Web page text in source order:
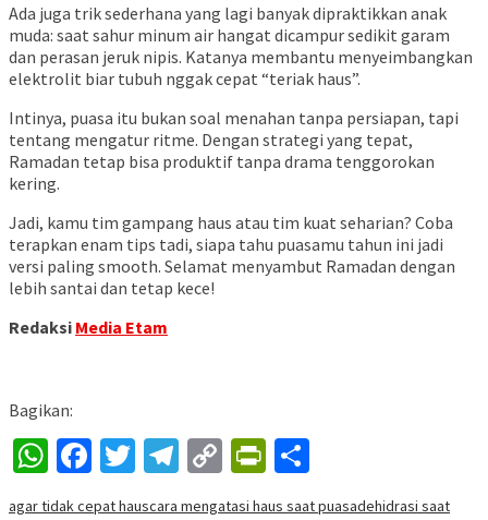
Ada juga trik sederhana yang lagi banyak dipraktikkan anak
muda: saat sahur minum air hangat dicampur sedikit garam
dan perasan jeruk nipis. Katanya membantu menyeimbangkan
elektrolit biar tubuh nggak cepat “teriak haus”.
Intinya, puasa itu bukan soal menahan tanpa persiapan, tapi
tentang mengatur ritme. Dengan strategi yang tepat,
Ramadan tetap bisa produktif tanpa drama tenggorokan
kering.
Jadi, kamu tim gampang haus atau tim kuat seharian? Coba
terapkan enam tips tadi, siapa tahu puasamu tahun ini jadi
versi paling smooth. Selamat menyambut Ramadan dengan
lebih santai dan tetap kece!
Redaksi Media Etam
Bagikan:
WhatsApp
Facebook
Twitter
Telegram
Copy
Link
PrintFriendly
agar tidak cepat hauscara mengatasi haus saat puasadehidrasi saat